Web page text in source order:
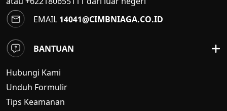
EMAIL 14041@CIMBNIAGA.CO.ID
BANTUAN
Hubungi Kami
Unduh Formulir
Tips Keamanan